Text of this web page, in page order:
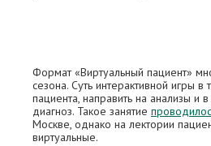
Формат «Виртуальный пациент»
сезона. Суть интерактивной игры в
пациента, направить на анализы и в
диагноз. Такое занятие
Москве, однако на лектории
виртуальные.